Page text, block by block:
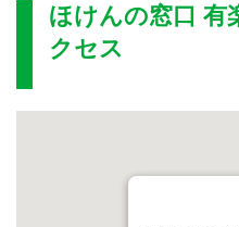
ほけんの窓口 有
クセス